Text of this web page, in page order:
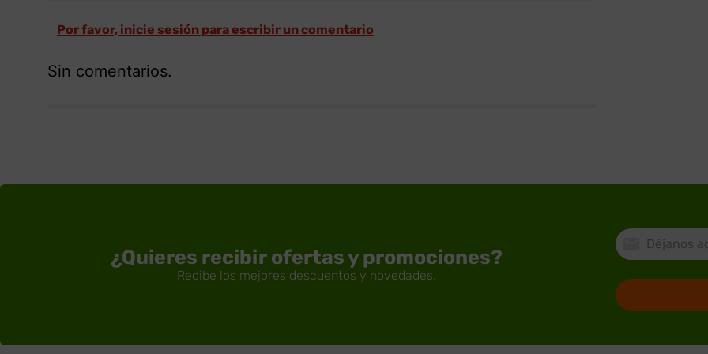
Por favor, inicie sesión para escribir un comentario
Sin comentarios.
¿Quieres recibir ofertas y promociones?